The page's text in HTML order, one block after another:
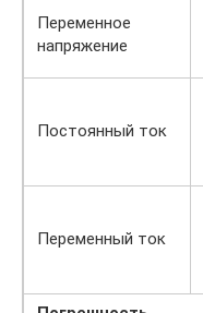
Переменное
напряжение
Постоянный ток
Переменный ток